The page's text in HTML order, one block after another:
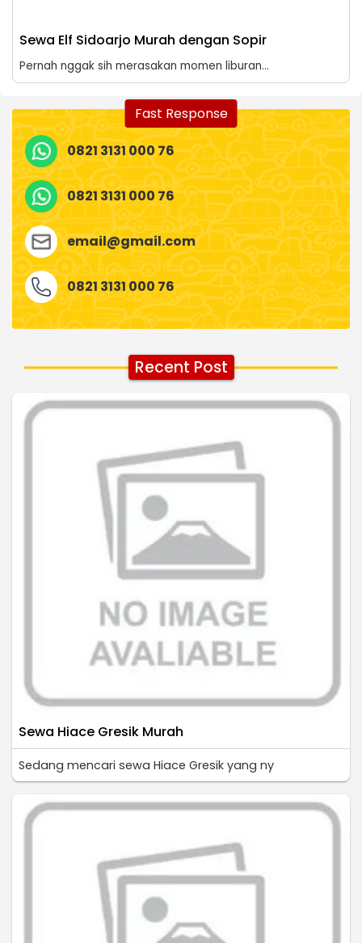
Sewa Elf Sidoarjo Murah dengan Sopir
Pernah nggak sih merasakan momen liburan...
Fast Response
0821 3131 000 76
0821 3131 000 76
email@gmail.com
0821 3131 000 76
Recent Post
Sewa Hiace Gresik Murah
Sedang mencari sewa Hiace Gresik yang ny